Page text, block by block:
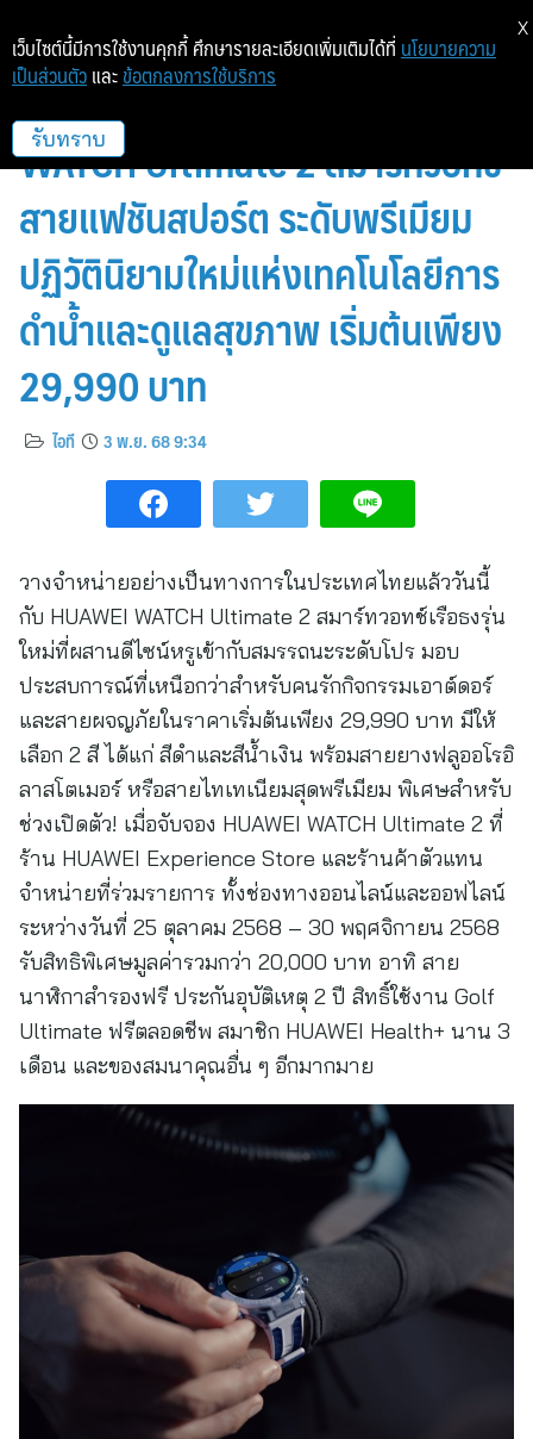
วางจำหน่ายแล้ววันนี้! HUAWEI
WATCH Ultimate 2 สมาร์ทวอทช์
สายแฟชันสปอร์ต ระดับพรีเมียม
ปฏิวัตินิยามใหม่แห่งเทคโนโลยีการ
ดำน้ำและดูแลสุขภาพ เริ่มต้นเพียง
29,990 บาท
ไอที 3 พ.ย. 68 9:34
วางจำหน่ายอย่างเป็นทางการในประเทศไทยแล้ววันนี้
กับ HUAWEI WATCH Ultimate 2 สมาร์ทวอทช์เรือธงรุ่น
ใหม่ที่ผสานดีไซน์หรูเข้ากับสมรรถนะระดับโปร มอบ
ประสบการณ์ที่เหนือกว่าสำหรับคนรักกิจกรรมเอาต์ดอร์
และสายผจญภัยในราคาเริ่มต้นเพียง 29,990 บาท มีให้
เลือก 2 สี ได้แก่ สีดำและสีน้ำเงิน พร้อมสายยางฟลูออโรอิ
ลาสโตเมอร์ หรือสายไทเทเนียมสุดพรีเมียม พิเศษสำหรับ
ช่วงเปิดตัว! เมื่อจับจอง HUAWEI WATCH Ultimate 2 ที่
ร้าน HUAWEI Experience Store และร้านค้าตัวแทน
จำหน่ายที่ร่วมรายการ ทั้งช่องทางออนไลน์และออฟไลน์
ระหว่างวันที่ 25 ตุลาคม 2568 – 30 พฤศจิกายน 2568
รับสิทธิพิเศษมูลค่ารวมกว่า 20,000 บาท อาทิ สาย
นาฬิกาสำรองฟรี ประกันอุบัติเหตุ 2 ปี สิทธิ์ใช้งาน Golf
Ultimate ฟรีตลอดชีพ สมาชิก HUAWEI Health+ นาน 3
เดือน และของสมนาคุณอื่น ๆ อีกมากมาย
เว็บไซต์นี้มีการใช้งานคุกกี้ ศึกษารายละเอียดเพิ่มเติมได้ที่ นโยบายความ
เป็นส่วนตัว และ ข้อตกลงการใช้บริการ
รับทราบ
X